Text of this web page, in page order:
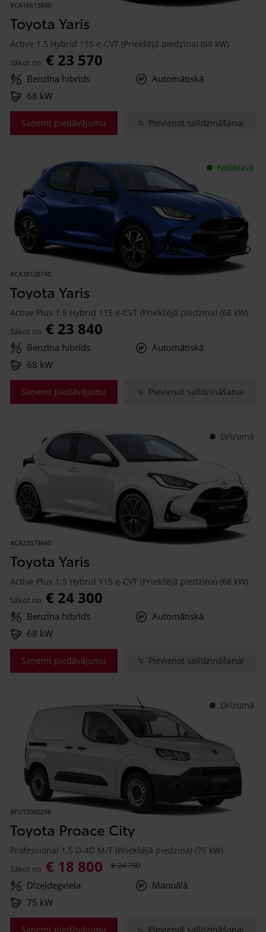
#CA16613840
Toyota Yaris
Active 1.5 Hybrid 115 e-CVT (Priekšējā piedziņa) (68 kW)
Sākot no € 23 570
Benzīna hibrīds
Automātiskā
68 kW
Saņemt piedāvājumu Pievienot salīdzināšanai
Noliktavā
#CA38138740
Toyota Yaris
Active Plus 1.5 Hybrid 115 e-CVT (Priekšējā piedziņa) (68 kW)
Sākot no € 23 840
Benzīna hibrīds
Automātiskā
68 kW
Saņemt piedāvājumu Pievienot salīdzināšanai
Drīzumā
#CA23379840
Toyota Yaris
Active Plus 1.5 Hybrid 115 e-CVT (Priekšējā piedziņa) (68 kW)
Sākot no € 24 300
Benzīna hibrīds
Automātiskā
68 kW
Saņemt piedāvājumu Pievienot salīdzināšanai
Drīzumā
#PVT3060298
Toyota Proace City
Professional 1.5 D-4D M/T (Priekšējā piedziņa) (75 kW)
Sākot no € 18 800 € 24 750
Dīzeļdegviela
Manuālā
75 kW
Saņemt piedāvājumu Pievienot salīdzināšanai